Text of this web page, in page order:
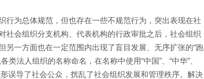
行为总体规范，但也存在一些不规范行为，突出表现在社
社会组织分支机构、代表机构的行政审批之后，社会组织
一方面也在一定范围内出现了盲目发展、无序扩张的“跑
法人组织的名称命名，在名称中使用“中国”、“中华”、
误导了社会公众，扰乱了社会组织发展和管理秩序。解决